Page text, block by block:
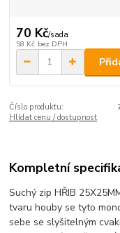
70 Kč/sada
58 Kč bez DPH
Číslo produktu:
Hlídat cenu / dostupnost
Kompletní
Suchý zip HŘIB
tvaru houby se tyto
sebe se slyšitelným